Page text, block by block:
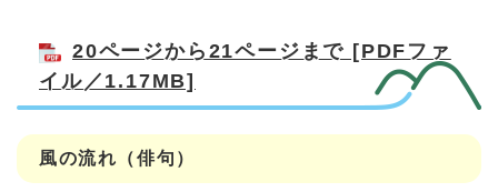
20ページから21ページまで [PDFファ
イル／1.17MB]
風の流れ（俳句）